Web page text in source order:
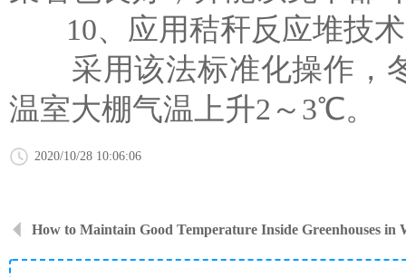
10、应用秸秆反应堆技术
采用该法标准化操作，冬
温室大棚气温上升2～3℃。
2020/10/28 10:06:06
How to Maintain Good Temperature Inside Greenhouses in